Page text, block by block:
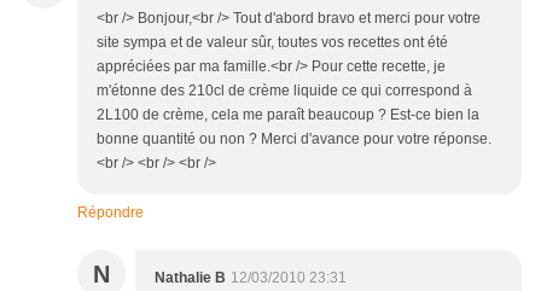
<br /> Bonjour,<br /> Tout d'abord bravo et merci pour votre
site sympa et de valeur sûr, toutes vos recettes ont été
appréciées par ma famille.<br /> Pour cette recette, je
m'étonne des 210cl de crème liquide ce qui correspond à
2L100 de crème, cela me paraît beaucoup ? Est-ce bien la
bonne quantité ou non ? Merci d'avance pour votre réponse.
<br /> <br /> <br />
Répondre
N Nathalie B 12/03/2010 23:31